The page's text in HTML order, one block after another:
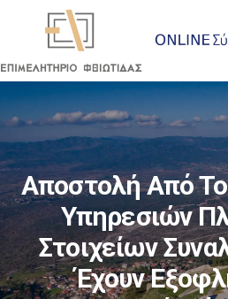
Αποστολή Από
Υπηρεσιών
Στοιχείων
Έχουν